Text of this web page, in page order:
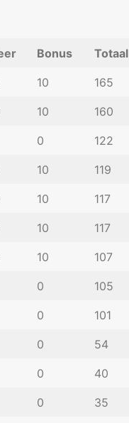
Bonus Totaal
10 165
10 160
0 122
10 119
10 117
10 117
10 107
0 105
0 101
0 54
0 40
0 35